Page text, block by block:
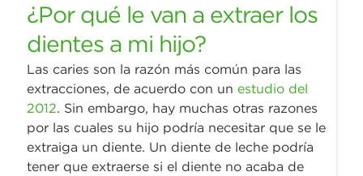
¿Por qué le van a extraer los
dientes a mi hijo?
Las caries son la razón más común para las
extracciones, de acuerdo con unestudio del
2012. Sin embargo, hay muchas otras razones
por las cuales su hijo podría necesitar que se le
extraiga un diente. Un diente de leche podría
tener que extraerse si el diente no acaba de